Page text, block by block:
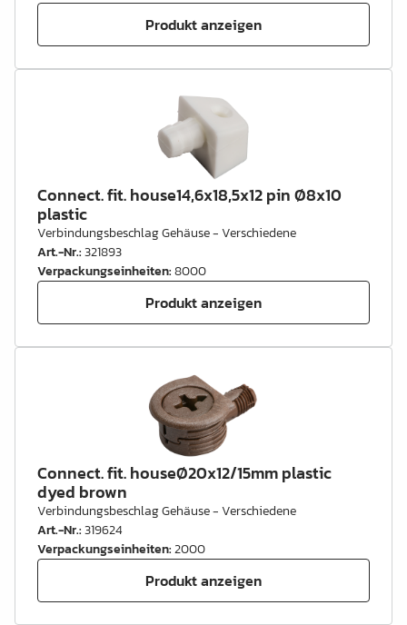
Produkt anzeigen
Connect. fit. house14,6x18,5x12 pin Ø8x10
plastic
Verbindungsbeschlag Gehäuse - Verschiedene
Art.-Nr.:321893
Verpackungseinheiten:8000
Produkt anzeigen
Connect. fit. houseØ20x12/15mm plastic
dyed brown
Verbindungsbeschlag Gehäuse - Verschiedene
Art.-Nr.:319624
Verpackungseinheiten:2000
Produkt anzeigen